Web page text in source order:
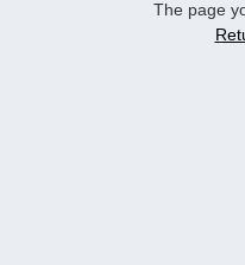
The page